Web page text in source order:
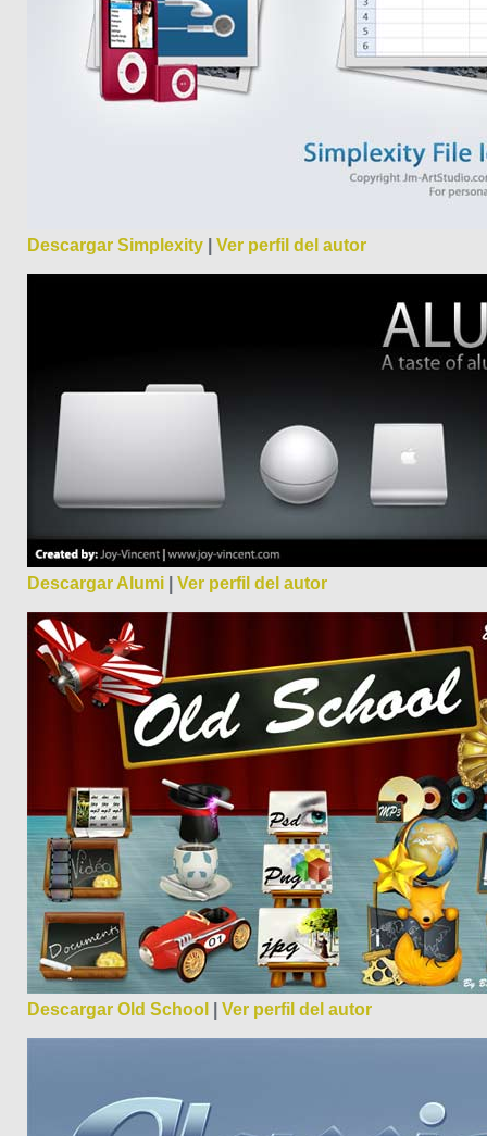
Descargar Simplexity Ver perfil del autor
Descargar Alumi Ver perfil del autor
Descargar Old School Ver perfil del autor